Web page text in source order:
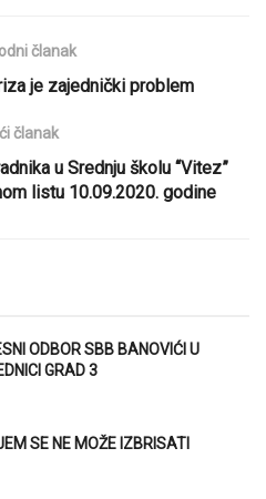
članak
je zajednički problem
članak
u Srednju školu “Vitez”
listu 10.09.2020. godine
ODBOR SBB BANOVIĆI U
GRAD 3
SE NE MOŽE IZBRISATI